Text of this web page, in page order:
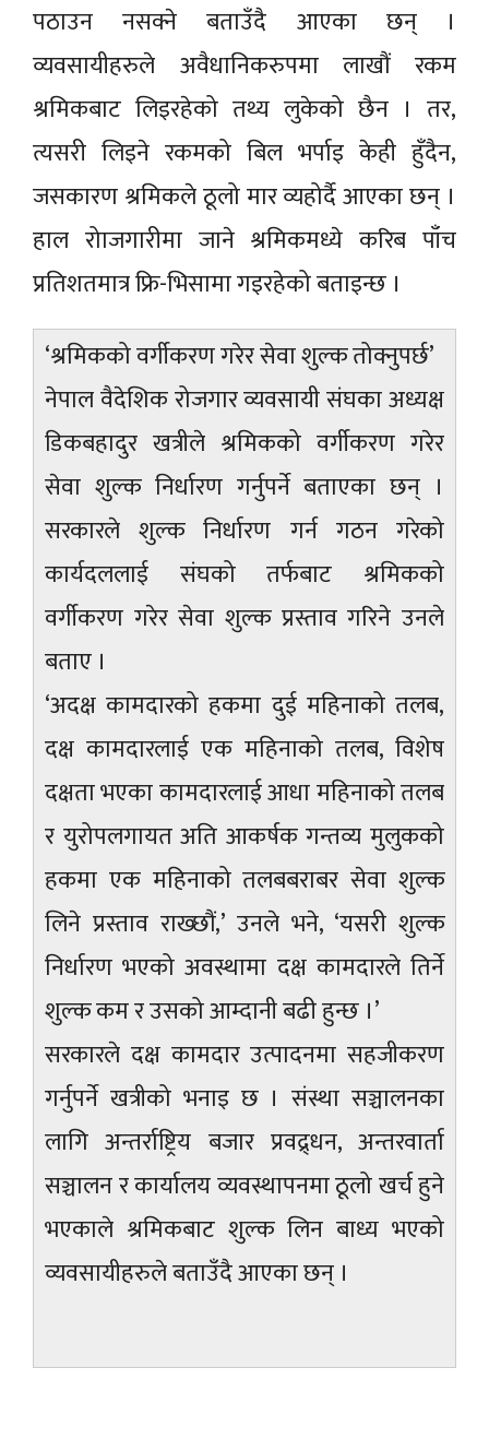
पठाउन नसक्ने बताउँदै आएका छन् ।
व्यवसायीहरुले अवैधानिकरुपमा लाखौं रकम
श्रमिकबाट लिइरहेको तथ्य लुकेको छैन । तर,
त्यसरी लिइने रकमको बिल भर्पाइ केही हुँदैन,
जसकारण श्रमिकले ठूलो मार व्यहोर्दै आएका छन् ।
हाल रोाजगारीमा जाने श्रमिकमध्ये करिब पाँच
प्रतिशतमात्र फ्रि-भिसामा गइरहेको बताइन्छ ।
‘श्रमिकको वर्गीकरण गरेर सेवा शुल्क तोक्नुपर्छ’
नेपाल वैदेशिक रोजगार व्यवसायी संघका अध्यक्ष
डिकबहादुर खत्रीले श्रमिकको वर्गीकरण गरेर
सेवा शुल्क निर्धारण गर्नुपर्ने बताएका छन् ।
सरकारले शुल्क निर्धारण गर्न गठन गरेको
कार्यदललाई संघको तर्फबाट श्रमिकको
वर्गीकरण गरेर सेवा शुल्क प्रस्ताव गरिने उनले
बताए ।
‘अदक्ष कामदारको हकमा दुई महिनाको तलब,
दक्ष कामदारलाई एक महिनाको तलब, विशेष
दक्षता भएका कामदारलाई आधा महिनाको तलब
र युरोपलगायत अति आकर्षक गन्तव्य मुलुकको
हकमा एक महिनाको तलबबराबर सेवा शुल्क
लिने प्रस्ताव राख्छौं,’ उनले भने, ‘यसरी शुल्क
निर्धारण भएको अवस्थामा दक्ष कामदारले तिर्ने
शुल्क कम र उसको आम्दानी बढी हुन्छ ।’
सरकारले दक्ष कामदार उत्पादनमा सहजीकरण
गर्नुपर्ने खत्रीको भनाइ छ । संस्था सञ्चालनका
लागि अन्तर्राष्ट्रिय बजार प्रवद्र्धन, अन्तरवार्ता
सञ्चालन र कार्यालय व्यवस्थापनमा ठूलो खर्च हुने
भएकाले श्रमिकबाट शुल्क लिन बाध्य भएको
व्यवसायीहरुले बताउँदै आएका छन् ।